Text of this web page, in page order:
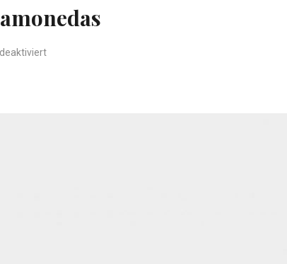
für Las Maquinas Tragamonedas